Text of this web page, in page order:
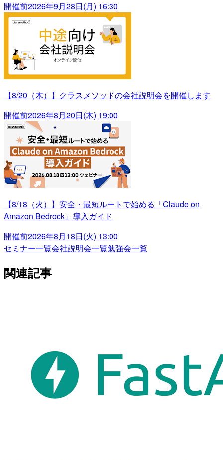
開催前2026年9月28日(月) 16:30
【8/20（木）】クラスメソッドの会社説明会を開催します
開催前2026年8月20日(木) 19:00
【8/18（火）】安全・最短ルートで始める「Claude on
Amazon Bedrock」導入ガイド
開催前2026年8月18日(火) 13:00
セミナー一覧会社説明会一覧勉強会一覧
関連記事